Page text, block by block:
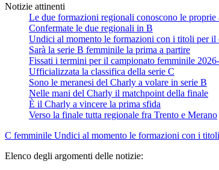
Notizie attinenti
Le due formazioni regionali conoscono le proprie
Confermate le due regionali in B
Undici al momento le formazioni con i titoli per il
Sarà la serie B femminile la prima a partire
Fissati i termini per il campionato femminile
Ufficializzata la classifica della serie C
Sono le meranesi del Charly a volare in serie B
Nelle mani del Charly il matchpoint della finale
È il Charly a vincere la prima sfida
Verso la finale tutta regionale fra Trento e Merano
C femminile Undici al momento le formazioni con i
Elenco degli argomenti delle notizie: